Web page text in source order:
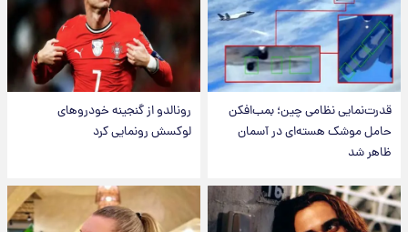
قدرت‌نمایی نظامی چین؛ بمب‌افکن
حامل موشک هسته‌ای در آسمان
ظاهر شد
رونالدو از گنجینه خودروهای
لوکسش رونمایی کرد